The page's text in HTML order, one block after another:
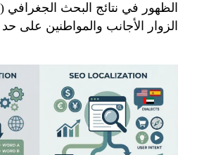
الزوار الأجانب والمواطنين على